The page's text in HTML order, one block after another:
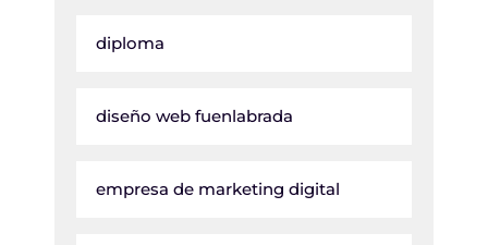
diploma
diseño web fuenlabrada
empresa de marketing digital